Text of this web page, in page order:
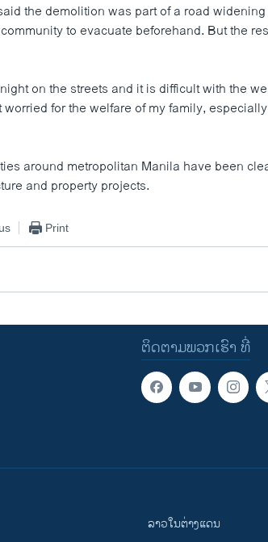
the demolition was part of a road
to evacuate beforehand. But the
on the streets and it is difficult with the
for the welfare of my family,
around metropolitan Manila have been
and property projects.
Print
ຕິດຕາມພວກເຮົາ ທີ່
ລາວໃນຕ່າງແດນ